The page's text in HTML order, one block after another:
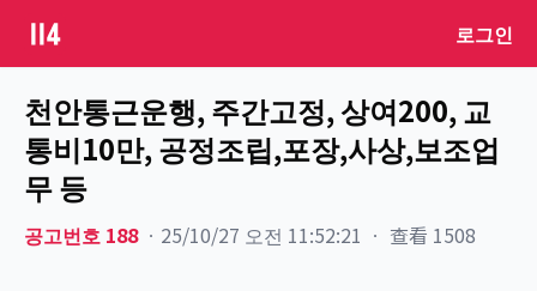
로그인
천안통근운행, 주간고정, 상여200, 교
통비10만, 공정조립,포장,사상,보조업
무 등
공고번호 188 ㆍ 25/10/27 오전 11:52:21 ㆍ 查看 1508